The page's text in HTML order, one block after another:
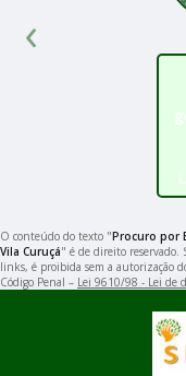
‹
O conteúdo do texto "Procuro por
Vila Curuçá" é de direito reservado.
links, é proibida sem a autorização
Código Penal – Lei 9610/98 - Lei de